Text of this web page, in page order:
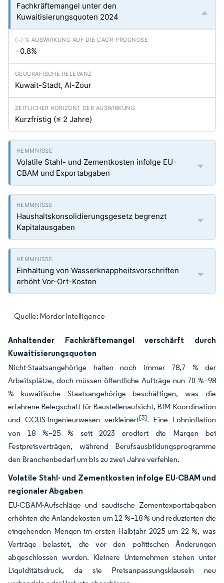
Fachkräftemangel unter den
Kuwaitisierungsquoten 2024
−0.8%
Kuwait-Stadt, Al-Zour
Kurzfristig (≤ 2 Jahre)
Volatile Stahl- und Zementkosten infolge EU-
CBAM und Exportabgaben
Haushaltskonsolidierungsgesetz begrenzt
Kapitalausgaben
Einhaltung von Wasserknappheitsvorschriften
erhöht Vor-Ort-Kosten
Quelle: Mordor Intelligence
Anhaltender Fachkräftemangel verschärft durch
Kuwaitisierungsquoten
Nicht-Staatsangehörige halten noch immer 78,7 % der
Arbeitsplätze, doch müssen öffentliche Aufträge nun 70 %–98
% kuwaitische Staatsangehörige beschäftigen, was die
erfahrene Belegschaft für Baustellenaufsicht, BIM-Koordination
und CCUS-Ingenieurwesen verkleinert[3]. Eine Lohninflation
von 18 %–25 % seit 2023 erodiert die Margen bei
Festpreisverträgen, während Berufsausbildungsprogramme
den Branchenbedarf um bis zu zwei Jahre verfehlen.
Volatile Stahl- und Zementkosten infolge EU-CBAM und
regionaler Abgaben
EU-CBAM-Aufschläge und saudische Zementexportabgaben
erhöhten die Anlandekosten um 12 %–18 % und reduzierten die
eingehenden Mengen im ersten Halbjahr 2025 um 22 %, was
Verträge belastet, die vor den politischen Änderungen
abgeschlossen wurden. Kleinere Unternehmen stehen unter
Liquiditätsdruck, da sie Preisanpassungsklauseln neu